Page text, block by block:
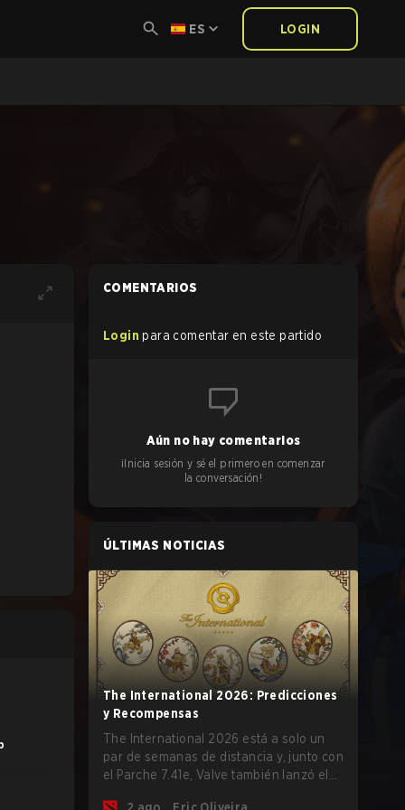
ES LOGIN
COMENTARIOS
Login para comentar en este partido
Aún no hay comentarios
¡Inicia sesión y sé el primero en comenzar
la conversación!
ÚLTIMAS NOTICIAS
The International 2026: Predicciones
y Recompensas
The International 2026 está a solo un
par de semanas de distancia y, junto con
el Parche 7.41e, Valve también lanzó el